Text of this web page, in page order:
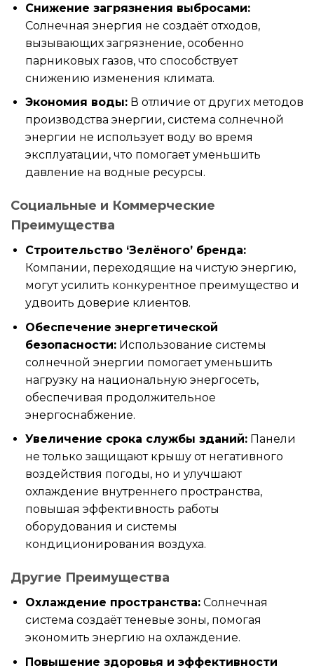
Снижение загрязнения выбросами:
Солнечная энергия не создаёт отходов,
вызывающих загрязнение, особенно
парниковых газов, что способствует
снижению изменения климата.
Экономия воды:В отличие от других методов
производства энергии, система солнечной
энергии не использует воду во время
эксплуатации, что помогает уменьшить
давление на водные ресурсы.
Социальные и Коммерческие
Преимущества
Строительство ‘Зелёного’ бренда:
Компании, переходящие на чистую энергию,
могут усилить конкурентное преимущество и
удвоить доверие клиентов.
Обеспечение энергетической
безопасности:Использование системы
солнечной энергии помогает уменьшить
нагрузку на национальную энергосеть,
обеспечивая продолжительное
энергоснабжение.
Увеличение срока службы зданий:Панели
не только защищают крышу от негативного
воздействия погоды, но и улучшают
охлаждение внутреннего пространства,
повышая эффективность работы
оборудования и системы
кондиционирования воздуха.
Другие Преимущества
Охлаждение пространства:Солнечная
система создаёт теневые зоны, помогая
экономить энергию на охлаждение.
Повышение здоровья и эффективности